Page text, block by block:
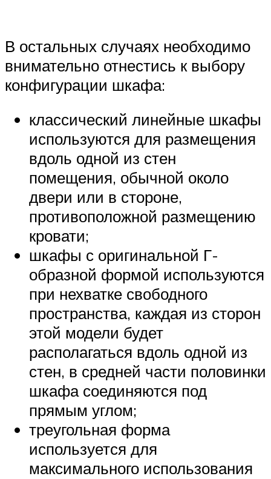
В остальных случаях необходимо
внимательно отнестись к выбору
конфигурации шкафа:
классический линейные шкафы
используются для размещения
вдоль одной из стен
помещения, обычной около
двери или в стороне,
противоположной размещению
кровати;
шкафы с оригинальной Г-
образной формой используются
при нехватке свободного
пространства, каждая из сторон
этой модели будет
располагаться вдоль одной из
стен, в средней части половинки
шкафа соединяются под
прямым углом;
треугольная форма
используется для
максимального использования